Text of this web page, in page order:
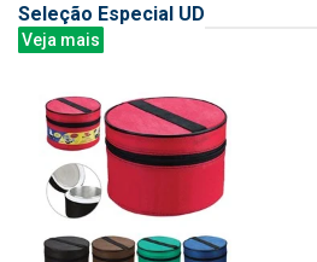
Seleção Especial UD
Veja mais